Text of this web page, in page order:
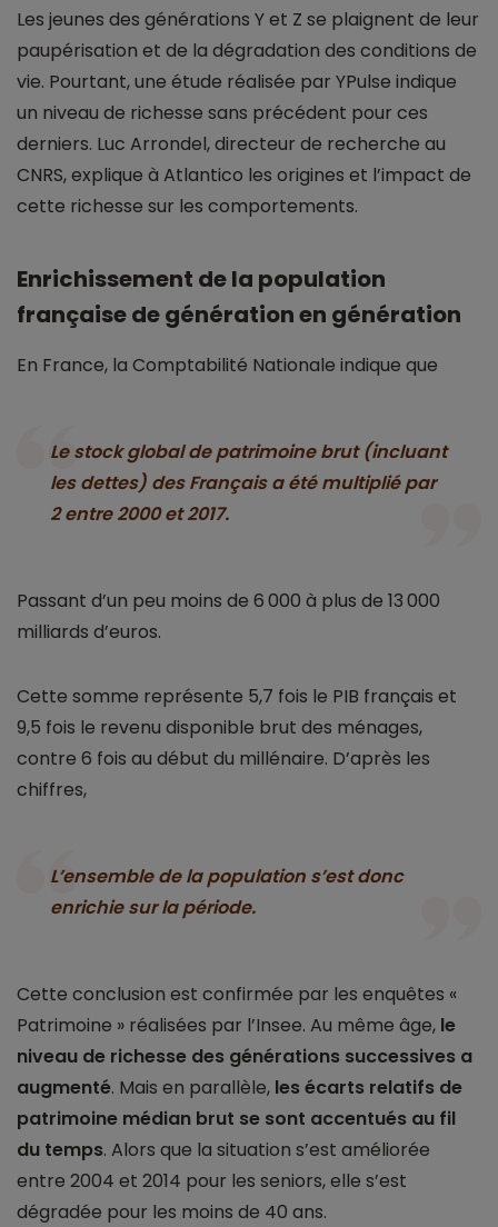
Les jeunes des générations Y et Z se plaignent de leur
paupérisation et de la dégradation des conditions de
vie. Pourtant, une étude réalisée par YPulse indique
un niveau de richesse sans précédent pour ces
derniers. Luc Arrondel, directeur de recherche au
CNRS, explique à Atlantico les origines et l’impact de
cette richesse sur les comportements.
Enrichissement de la population
française de génération en génération
En France, la Comptabilité Nationale indique que
Le stock global de patrimoine brut (incluant
les dettes) des Français a été multiplié par
2 entre 2000 et 2017.
Passant d’un peu moins de 6 000 à plus de 13 000
milliards d’euros.
Cette somme représente 5,7 fois le PIB français et
9,5 fois le revenu disponible brut des ménages,
contre 6 fois au début du millénaire. D’après les
chiffres,
L’ensemble de la population s’est donc
enrichie sur la période.
Cette conclusion est confirmée par les enquêtes «
Patrimoine » réalisées par l’Insee. Au même âge, le
niveau de richesse des générations successives a
augmenté. Mais en parallèle, les écarts relatifs de
patrimoine médian brut se sont accentués au fil
du temps. Alors que la situation s’est améliorée
entre 2004 et 2014 pour les seniors, elle s’est
dégradée pour les moins de 40 ans.